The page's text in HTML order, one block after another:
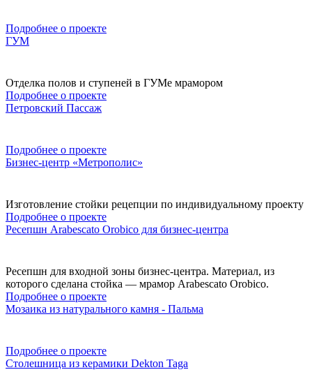
Подробнее о проекте
ГУМ
Отделка полов и ступеней в ГУМе мрамором
Подробнее о проекте
Петровский Пассаж
Подробнее о проекте
Бизнес-центр «Метрополис»
Изготовление стойки рецепции по индивидуальному проекту
Подробнее о проекте
Ресепшн Arabescato Orobico для бизнес-центра
Ресепшн для входной зоны бизнес-центра. Материал, из
которого сделана стойка — мрамор Arabescato Orobico.
Подробнее о проекте
Мозаика из натурального камня - Пальма
Подробнее о проекте
Столешница из керамики Dekton Taga